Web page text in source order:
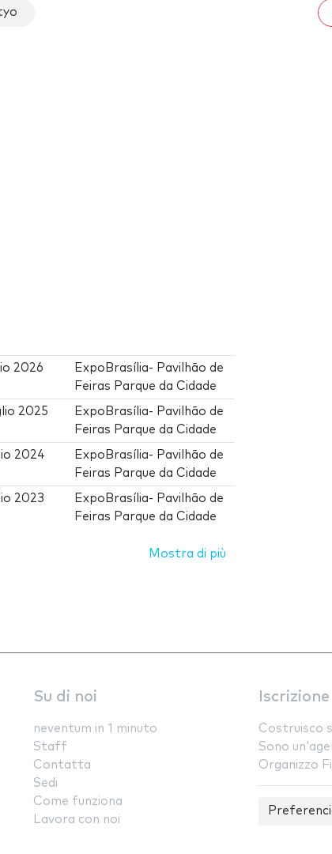
2026
ExpoBrasília- Pavilhão de
Feiras Parque da Cidade
2025
ExpoBrasília- Pavilhão de
Feiras Parque da Cidade
2024
ExpoBrasília- Pavilhão de
Feiras Parque da Cidade
2023
ExpoBrasília- Pavilhão de
Feiras Parque da Cidade
Mostra di più
Su di noi
neventum in 1 minuto
Staff
Contatta
Sedi
Come funziona
Lavora con noi
Iscrizione
Costruisco
Sono
Organizzo